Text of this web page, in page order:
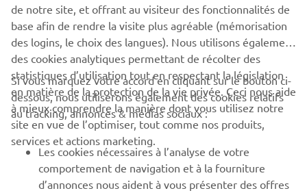
CORPORATE
BUSINESS
PLUS DE YAMAHA
de notre site, et offrant au visiteur des fonctionnalités de
base afin de rendre la visite plus agréable (mémorisation
des logins, le choix des langues). Nous utilisons également
des cookies analytiques permettant de récolter des
statistiques d’utilisation tout en respectant la législation
en matière de la protection de la vie privée. Ceci nous aide
à mieux comprendre la manière dont vous utilisez notre
site en vue de l’optimiser, tout comme nos produits,
services et actions marketing.
Si vous marquez votre accord en cliquant sur le bouton ci-
dessous, nous utiliserons également des cookies relatifs
au tracking, annonces & médias sociaux :
Les cookies nécessaires à l’analyse de votre
comportement de navigation et à la fourniture
d’annonces nous aident à vous présenter des offres